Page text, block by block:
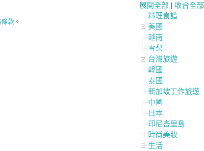
條款 。
展開全部 | 收合全部
料理食譜
美國
越南
雪梨
台灣旅遊
韓國
泰國
新加坡工作旅遊
中國
日本
印尼峇里島
時尚美妝
生活